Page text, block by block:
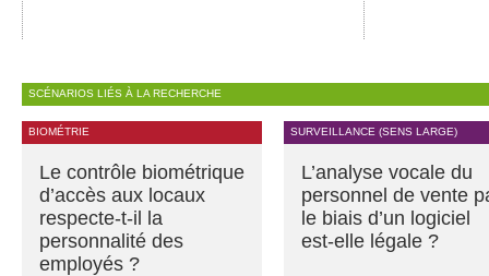
SCÉNARIOS LIÉS À LA RECHERCHE
BIOMÉTRIE
Le contrôle biométrique
d’accès aux locaux
respecte-t-il la
personnalité des
employés ?
SURVEILLANCE (SENS LARGE)
L’analyse vocale du
personnel de vente
le biais d’un logiciel
est-elle légale ?